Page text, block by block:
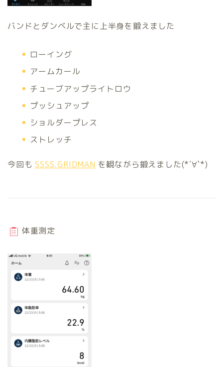
バンドとダンベルで主に上半身を鍛えました
ローイング
アームカール
チューブアップライトロウ
プッシュアップ
ショルダープレス
ストレッチ
今回もSSSS.GRIDMAN を観ながら鍛えました(*´∀`*)
体重測定